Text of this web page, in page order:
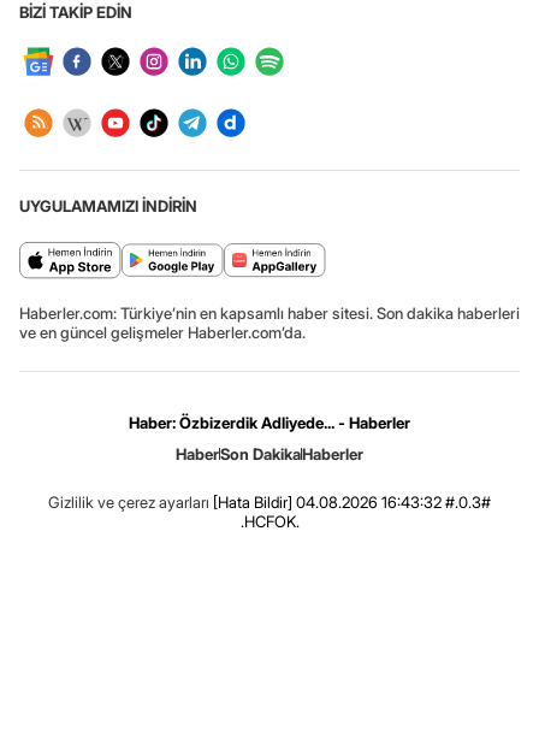
BİZİ TAKİP EDİN
UYGULAMAMIZI İNDİRİN
Haberler.com: Türkiye’nin en kapsamlı haber sitesi. Son dakika haberleri
ve en güncel gelişmeler Haberler.com’da.
Haber: Özbizerdik Adliyede... - Haberler
HaberSon DakikaHaberler
Gizlilik ve çerez ayarları [Hata Bildir] 04.08.2026 16:43:32 #.0.3#
.HCFOK.